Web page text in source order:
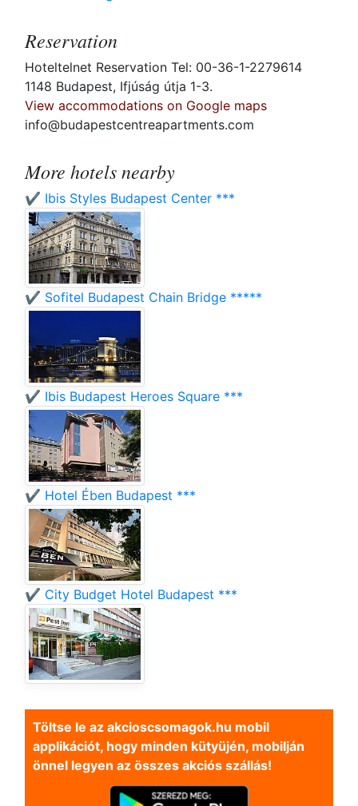
Reservation
Hoteltelnet Reservation Tel: 00-36-1-2279614
1148 Budapest, Ifjúság útja 1-3.
View accommodations on Google maps
info@budapestcentreapartments.com
More hotels nearby
✔️ Ibis Styles Budapest Center ***
✔️ Sofitel Budapest Chain Bridge *****
✔️ Ibis Budapest Heroes Square ***
✔️ Hotel Ében Budapest ***
✔️ City Budget Hotel Budapest ***
Töltse le az akcioscsomagok.hu mobil
applikációt, hogy minden kütyüjén, mobilján
önnel legyen az összes akciós szállás!